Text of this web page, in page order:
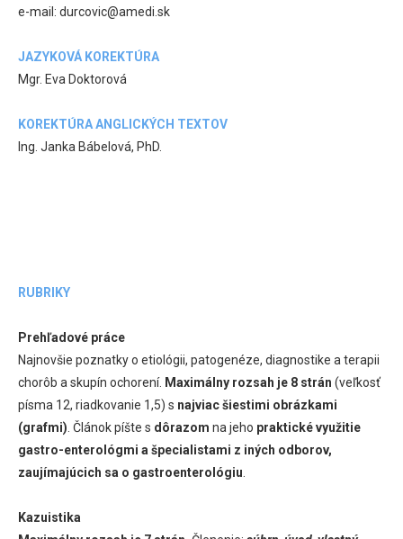
e-mail: durcovic@amedi.sk
JAZYKOVÁ KOREKTÚRA
Mgr. Eva Doktorová
KOREKTÚRA ANGLICKÝCH TEXTOV
Ing. Janka Bábelová, PhD.
RUBRIKY
Prehľadové práce
Najnovšie poznatky o etiológii, patogenéze, diagnostike a terapii
chorôb a skupín ochorení. Maximálny rozsah je 8 strán (veľkosť
písma 12, riadkovanie 1,5) s najviac šiestimi obrázkami
(grafmi) . Článok píšte s dôrazom na jeho praktické využitie
gastro-enterológmi a špecialistami z iných odborov,
zaujímajúcich sa o gastroenterológiu
Kazuistika